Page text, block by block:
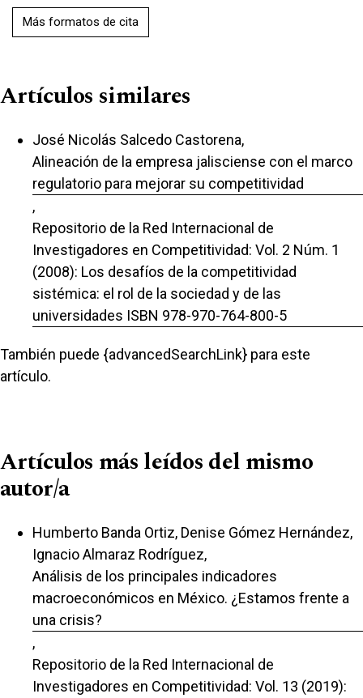
Más formatos de cita
Artículos similares
José Nicolás Salcedo Castorena,
Alineación de la empresa jalisciense con el marco
regulatorio para mejorar su competitividad
,
Repositorio de la Red Internacional de
Investigadores en Competitividad: Vol. 2 Núm. 1
(2008): Los desafíos de la competitividad
sistémica: el rol de la sociedad y de las
universidades ISBN 978-970-764-800-5
También puede {advancedSearchLink} para este
artículo.
Artículos más leídos del mismo
autor/a
Humberto Banda Ortiz, Denise Gómez Hernández,
Ignacio Almaraz Rodríguez,
Análisis de los principales indicadores
macroeconómicos en México. ¿Estamos frente a
una crisis?
,
Repositorio de la Red Internacional de
Investigadores en Competitividad: Vol. 13 (2019):